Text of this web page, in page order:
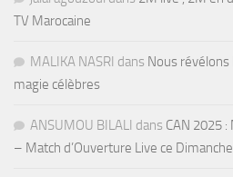
TV Marocaine
MALIKA NASRI dans Nous
magie célèbres
ANSUMOU BILALI dans CAN 2025
– Match d’Ouverture Live ce Dimanche